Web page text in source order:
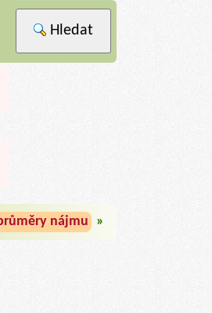
Hledat
nájmu »